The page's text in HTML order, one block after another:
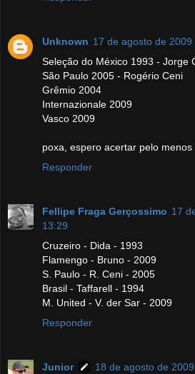
Unknown 17 de agosto de 2009
Seleção do México 1993 - Jorge
São Paulo 2005 - Rogério Ceni
Grêmio 2004
Internazionale 2009
Vasco 2009
poxa, espero acertar pelo menos
Responder
Fellipe Fraga Gerçossimo 17
13:29
Cruzeiro - Dida - 1993
Flamengo - Bruno - 2009
S. Paulo - R. Ceni - 2005
Brasil - Taffarell - 1994
M. United - V. der Sar - 2009
Responder
Junior
18 de agosto de